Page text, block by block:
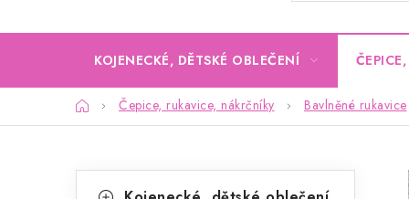
KOJENECKÉ, DĚTSKÉ OBLEČENÍ
DomůČepice, rukavice, nákrčníky Bavlněné rukavice